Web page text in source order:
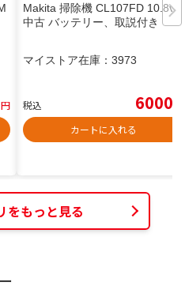
円
Makita 掃除機 CL107FD 10.8v
中古 バッテリー、取説付き
マイストア在庫： 3973
税込 6000
カートに入れる
をもっと見る